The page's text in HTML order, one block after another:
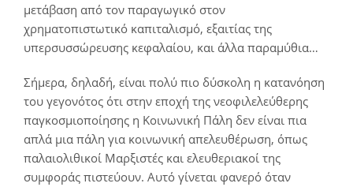
μετάβαση από τον παραγωγικό στον
χρηματοπιστωτικό καπιταλισμό, εξαιτίας της
υπερσυσσώρευσης κεφαλαίου, και άλλα παραμύθια…
Σήμερα, δηλαδή, είναι πολύ πιο δύσκολη η κατανόηση
του γεγονότος ότι στην εποχή της νεοφιλελεύθερης
παγκοσμιοποίησης η Κοινωνική Πάλη δεν είναι πια
απλά μια πάλη για κοινωνική απελευθέρωση, όπως
παλαιολιθικοί Μαρξιστές και ελευθεριακοί της
συμφοράς πιστεύουν. Αυτό γίνεται φανερό όταν